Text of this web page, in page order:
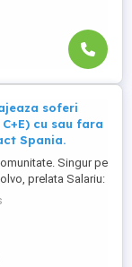
soferi
cu sau fara
Spania.
Singur pe
prelata Salariu:
(garantat) Prima
12000 km; +
ADR; + 300 prima
prima pentru 9
pentru 12 luni